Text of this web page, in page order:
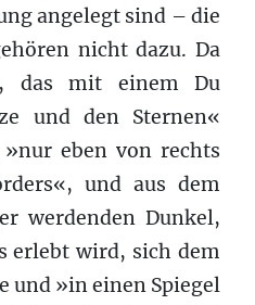
angelegt sind – die
nicht dazu. Da
das mit einem Du
und den Sternen«
eben von rechts
und aus dem
werdenden Dunkel,
erlebt wird, sich dem
und »in einen Spiegel